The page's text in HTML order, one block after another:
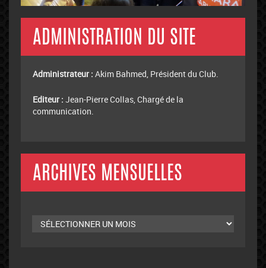
ADMINISTRATION DU SITE
Administrateur : Akim Bahmed, Président du Club.
Editeur : Jean-Pierre Collas, Chargé de la
communication.
ARCHIVES MENSUELLES